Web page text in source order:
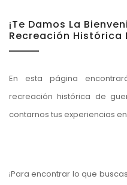
¡Te Damos La
Recreación Histórica
En esta página
recreación histórica de
contarnos tus experiencias
¡Para encontrar lo que